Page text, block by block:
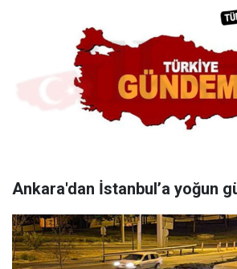
Ankara'dan İstanbul’a yoğun